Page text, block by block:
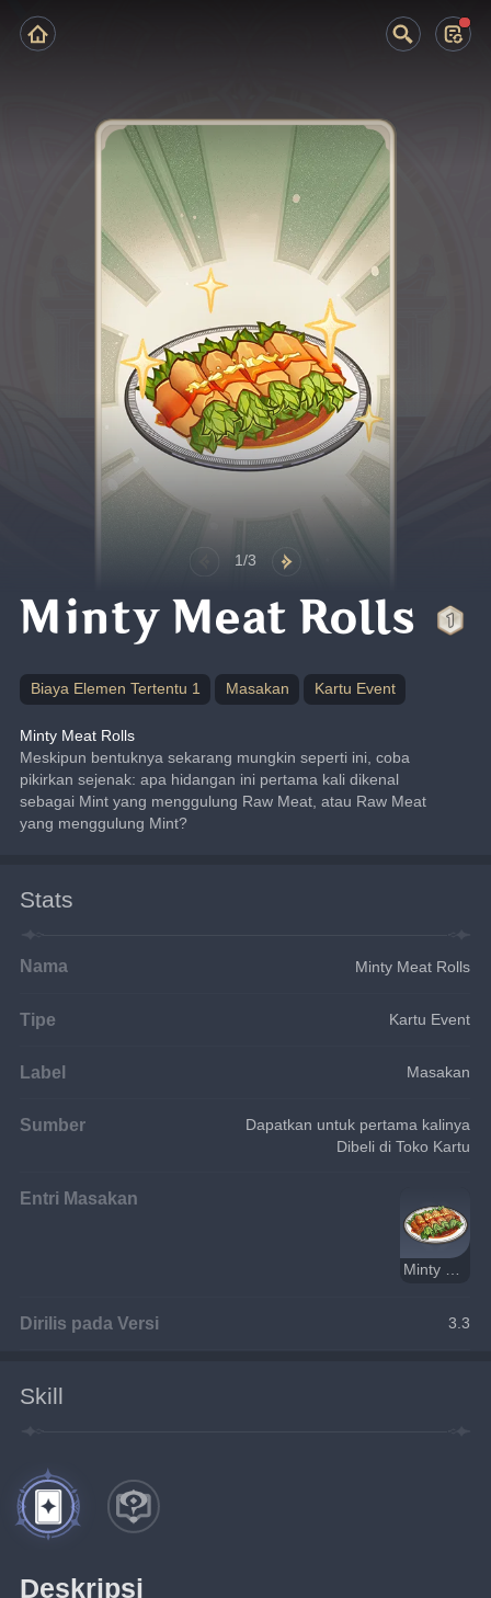
1/3
Minty Meat Rolls
Biaya Elemen Tertentu 1 Masakan Kartu Event
Minty Meat Rolls
Meskipun bentuknya sekarang mungkin seperti ini, coba
pikirkan sejenak: apa hidangan ini pertama kali dikenal
sebagai Mint yang menggulung Raw Meat, atau Raw Meat
yang menggulung Mint?
Stats
Nama Minty Meat Rolls
Tipe Kartu Event
Label Masakan
Sumber
Dapatkan untuk pertama kalinya
Dibeli di Toko Kartu
Entri Masakan
Minty Meat Rolls
Dirilis pada Versi 3.3
Skill
Deskripsi